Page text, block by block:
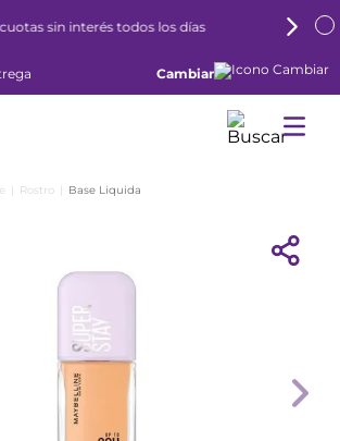
sin interés todos los días
Cambiar
Rostro Base Liquida